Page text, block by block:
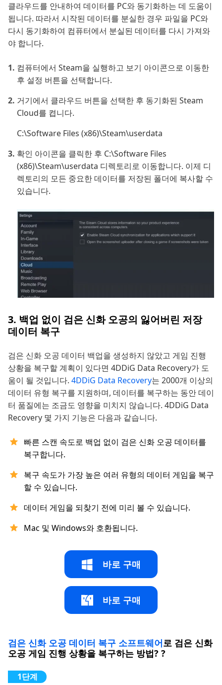
클라우드를 안내하여 데이터를 PC와 동기화하는 데 도움이
됩니다. 따라서 시작된 데이터를 분실한 경우 파일을 PC와
다시 동기화하여 컴퓨터에서 분실된 데이터를 다시 가져와
야 합니다.
컴퓨터에서 Steam을 실행하고 보기 아이콘으로 이동한
후 설정 버튼을 선택합니다.
거기에서 클라우드 버튼을 선택한 후 동기화된 Steam
Cloud를 켭니다.
C:\Software Files (x86)\Steam\userdata
확인 아이콘을 클릭한 후 C:\Software Files
(x86)\Steam\userdata 디렉토리로 이동합니다. 이제 디
렉토리의 모든 중요한 데이터를 저장된 폴더에 복사할 수
있습니다.
3. 백업 없이 검은 신화 오공의 잃어버린 저장
데이터 복구
검은 신화 오공 데이터 백업을 생성하지 않았고 게임 진행
상황을 복구할 계획이 있다면 4DDiG Data Recovery가 도
움이 될 것입니다. 4DDiG Data Recovery는 2000개 이상의
데이터 유형 복구를 지원하며, 데이터를 복구하는 동안 데이
터 품질에는 조금도 영향을 미치지 않습니다. 4DDiG Data
Recovery 몇 가지 기능은 다음과 같습니다.
빠른 스캔 속도로 백업 없이 검은 신화 오공 데이터를
복구합니다.
복구 속도가 가장 높은 여러 유형의 데이터 게임을 복구
할 수 있습니다.
데이터 게임을 되찾기 전에 미리 볼 수 있습니다.
Mac 및 Windows와 호환됩니다.
바로 구매
바로 구매
검은 신화 오공 데이터 복구 소프트웨어로 검은 신화
오공 게임 진행 상황을 복구하는 방법? ?